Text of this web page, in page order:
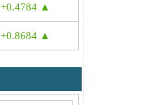
+0.4784 ▲
+0.8684 ▲